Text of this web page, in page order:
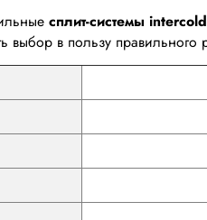
сплит-системы
выбор в пользу